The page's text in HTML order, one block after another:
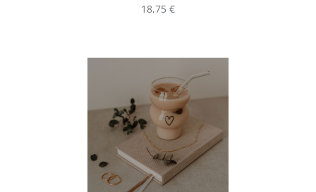
Regulärer Preis:
18,75 €